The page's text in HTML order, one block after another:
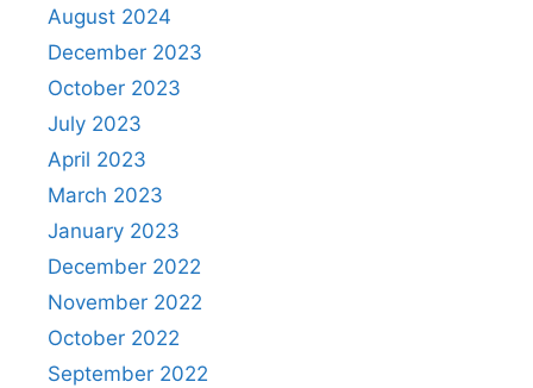
August 2024
December 2023
October 2023
July 2023
April 2023
March 2023
January 2023
December 2022
November 2022
October 2022
September 2022